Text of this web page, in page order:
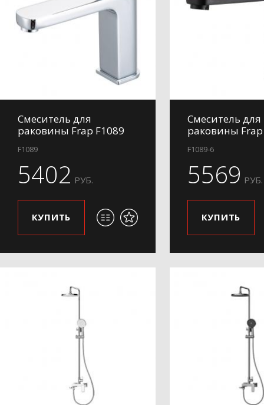
Смеситель для
раковины Frap F1089
F1089
5402 РУБ.
КУПИТЬ
Смеситель для
раковины Frap
F1089-6
5569 РУБ.
КУПИТЬ